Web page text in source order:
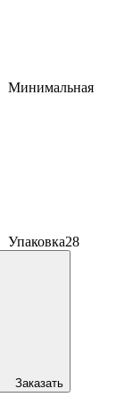
Минимальная
Упаковка28
Заказать